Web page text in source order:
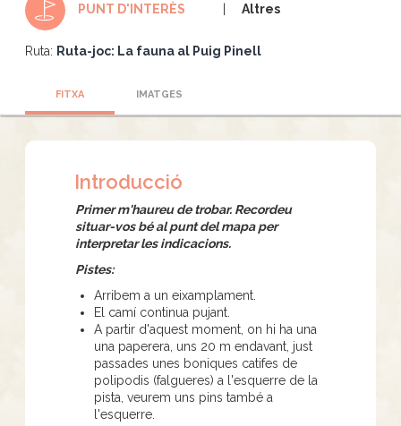
PUNT D'INTERÈS Altres
Ruta: Ruta-joc: La fauna al Puig Pinell
FITXA IMATGES
Introducció
Primer m'haureu de trobar. Recordeu
situar-vos bé al punt del mapa per
interpretar les indicacions.
Pistes:
Arribem a un eixamplament.
El camí continua pujant.
A partir d'aquest moment, on hi ha una
una paperera, uns 20 m endavant, just
passades unes boniques catifes de
polipodis (falgueres) a l'esquerre de la
pista, veurem uns pins també a
l'esquerre.